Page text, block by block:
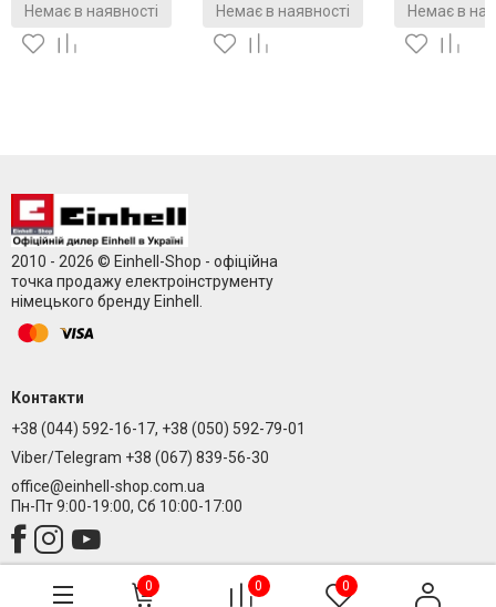
Немає в наявності Немає в наявності Немає в
2010 - 2026 © Einhell-Shop - офіційна
точка продажу електроінструменту
німецького бренду Einhell.
Контакти
+38 (044) 592-16-17, +38 (050) 592-79-01
Viber/Telegram +38 (067) 839-56-30
office@einhell-shop.com.ua
Пн-Пт 9:00-19:00, Сб 10:00-17:00
0 0 0